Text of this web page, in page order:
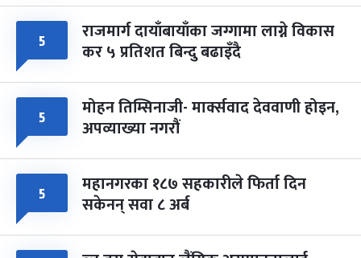
५ राजमार्ग दायाँबायाँका जग्गामा लाग्ने विकास
कर ५ प्रतिशत बिन्दु बढाइँदै
५ मोहन तिम्सिनाजी- मार्क्सवाद देववाणी होइन,
अपव्याख्या नगरौं
५ महानगरका १८७ सहकारीले फिर्ता दिन
सकेनन् सवा ८ अर्ब